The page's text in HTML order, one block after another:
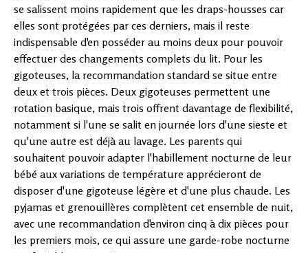
se salissent moins rapidement que les draps-housses car
elles sont protégées par ces derniers, mais il reste
indispensable d'en posséder au moins deux pour pouvoir
effectuer des changements complets du lit. Pour les
gigoteuses, la recommandation standard se situe entre
deux et trois pièces. Deux gigoteuses permettent une
rotation basique, mais trois offrent davantage de flexibilité,
notamment si l'une se salit en journée lors d'une sieste et
qu'une autre est déjà au lavage. Les parents qui
souhaitent pouvoir adapter l'habillement nocturne de leur
bébé aux variations de température apprécieront de
disposer d'une gigoteuse légère et d'une plus chaude. Les
pyjamas et grenouillères complètent cet ensemble de nuit,
avec une recommandation d'environ cinq à dix pièces pour
les premiers mois, ce qui assure une garde-robe nocturne